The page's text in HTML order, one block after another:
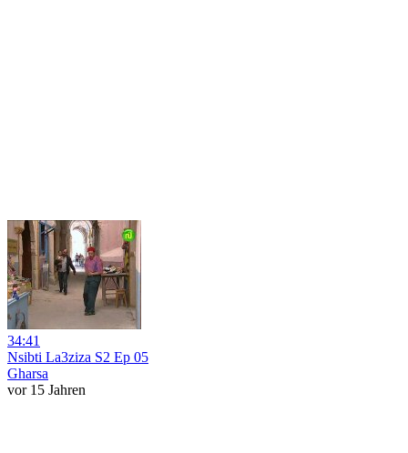
34:41
Nsibti La3ziza S2 Ep 05
Gharsa
vor 15 Jahren